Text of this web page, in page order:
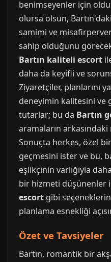
benimseyenler için
olursa olsun,
samimi ve
sahip olduğunu
Bartın kaliteli escort
daha da keyifli ve
Ziyaretçiler, planlarını
deneyimin kalitesini ve
tutarlar; bu da Bartın
aramaların
Sonuçta herkes, özel
geçmesini ister ve bu,
eşlikçinin varlığıyla
bir hizmeti düşünenler
escort gibi
planlama esnekliği
Özet ve Tavsiyeler
Bartın, romantik bir